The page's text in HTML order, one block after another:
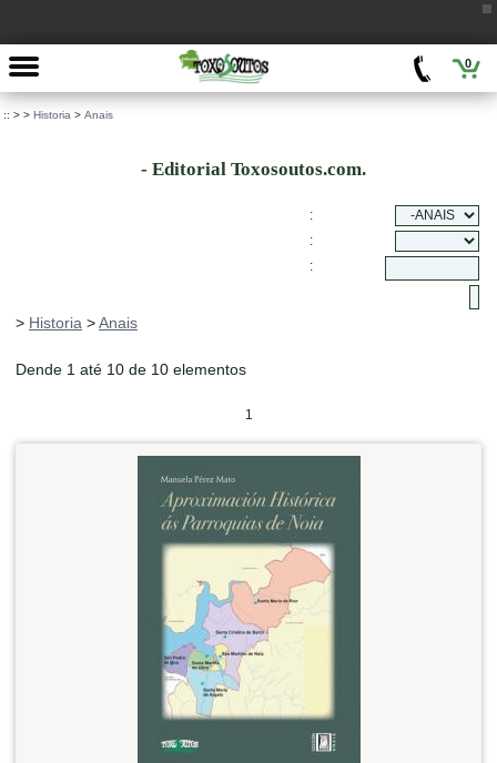
0
:: > > Historia > Anais
- Editorial Toxosoutos.com.
:
:
:
> Historia >Anais
Dende 1 até 10 de 10 elementos
1